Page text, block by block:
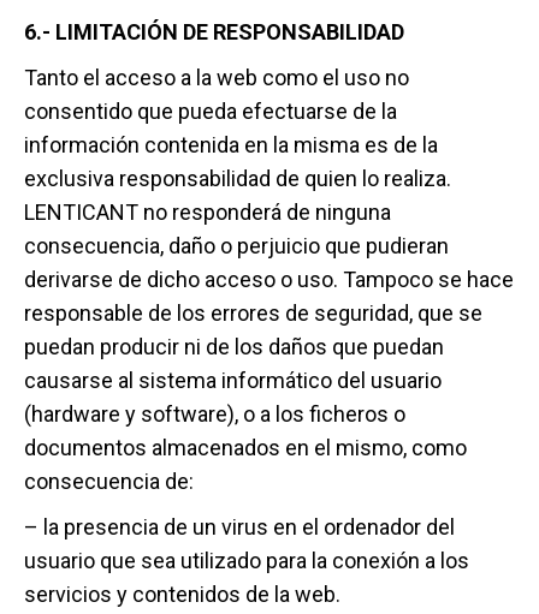
6.- LIMITACIÓN DE RESPONSABILIDAD
Tanto el acceso a la web como el uso no
consentido que pueda efectuarse de la
información contenida en la misma es de la
exclusiva responsabilidad de quien lo realiza.
LENTICANT no responderá de ninguna
consecuencia, daño o perjuicio que pudieran
derivarse de dicho acceso o uso. Tampoco se hace
responsable de los errores de seguridad, que se
puedan producir ni de los daños que puedan
causarse al sistema informático del usuario
(hardware y software), o a los ficheros o
documentos almacenados en el mismo, como
consecuencia de:
– la presencia de un virus en el ordenador del
usuario que sea utilizado para la conexión a los
servicios y contenidos de la web.